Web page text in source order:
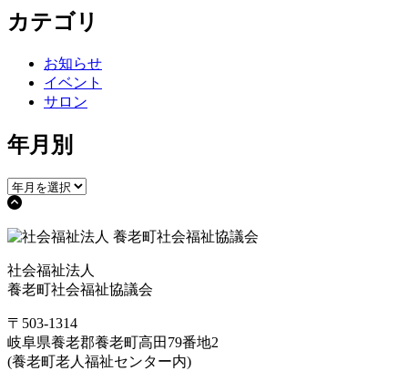
稿
ジ
送
り
カテゴリ
お知らせ
イベント
サロン
年月別
社会福祉法人
養老町社会福祉協議会
〒503-1314
岐阜県養老郡養老町高田79番地2
(養老町老人福祉センター内)